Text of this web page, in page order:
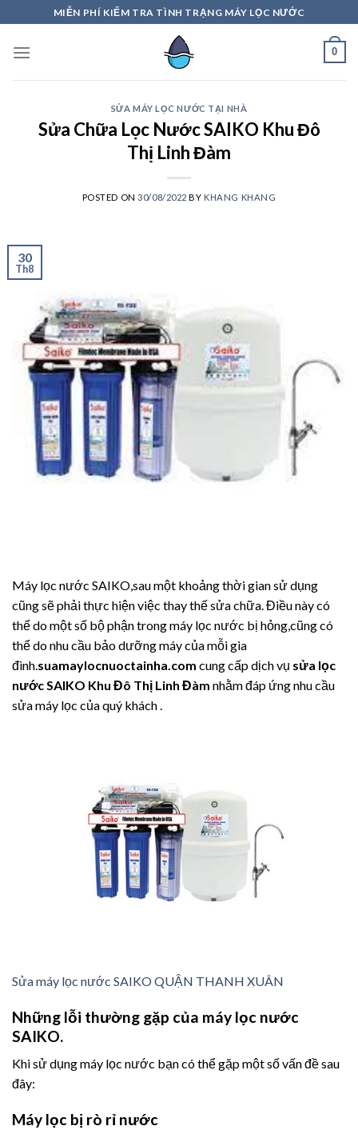
to
content
MIỄN PHÍ KIỂM TRA TÌNH TRẠNG MÁY LỌC NƯỚC
0
SỬA MÁY LỌC NƯỚC TẠI NHÀ
Sửa Chữa Lọc Nước SAIKO Khu Đô
Thị Linh Đàm
POSTED ON30/08/2022 BY KHANG KHANG
30
Th8
Máy lọc nước SAIKO,sau một khoảng thời gian sử dụng
cũng sẽ phải thực hiện việc thay thế sửa chữa. Điều này có
thể do một số bộ phận trong máy lọc nước bị hỏng,cũng có
thể do nhu cầu bảo dưỡng máy của mỗi gia
đình. suamaylocnuoctainha.com cung cấp dịch vụ sửa lọc
nước SAIKO Khu Đô Thị Linh Đàm nhằm đáp ứng nhu cầu
sửa máy lọc của quý khách .
Sửa máy lọc nước SAIKO QUẬN THANH XUÂN
Những lỗi thường gặp của máy lọc nước
SAIKO.
Khi sử dụng máy lọc nước bạn có thể gặp một số vấn đề sau
đây:
Máy lọc bị rò rỉ nước